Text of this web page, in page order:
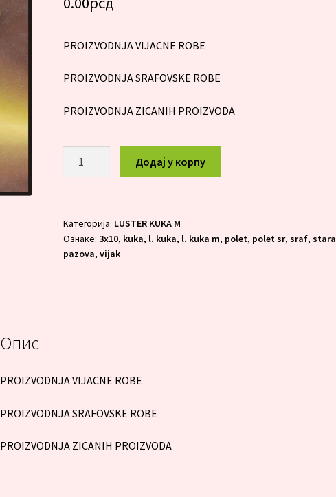
PROIZVODNJA VIJACNE ROBE
PROIZVODNJA SRAFOVSKE ROBE
PROIZVODNJA ZICANIH PROIZVODA
количина
Додај у корпу
Категорија: LUSTER KUKA M
Ознаке:3x10, kuka, l. kuka, l. kuka m, polet, polet sr,sraf,stara
pazova,vijak
Опис
PROIZVODNJA VIJACNE ROBE
PROIZVODNJA SRAFOVSKE ROBE
PROIZVODNJA ZICANIH PROIZVODA